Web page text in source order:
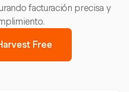
facturación precisa y
Free